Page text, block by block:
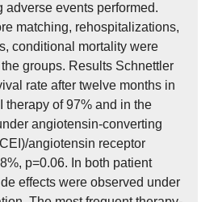
adverse events performed.
matching, rehospitalizations,
conditional mortality were
groups. Results Schnettler
rate after twelve months in
therapy of 97% and in the
angiotensin-converting
angiotensin receptor
p=0.06. In both patient
effects were observed under